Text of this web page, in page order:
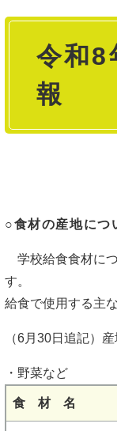
本
令和
報
○食材の産地につ
学校給食食材に
す。
給食で使用する主
（6月30日追記）
・野菜など
食 材 名